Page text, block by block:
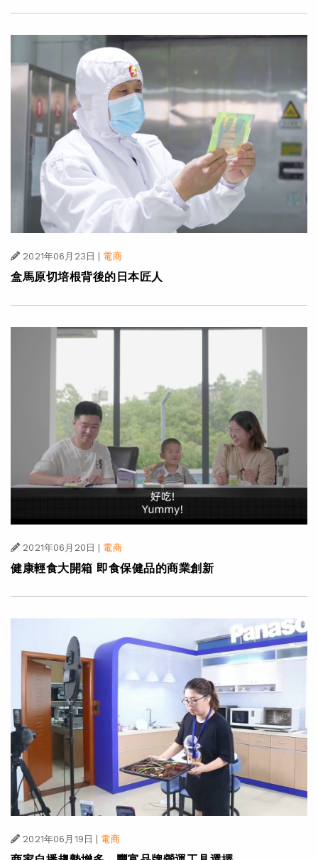
2021年06月23日 | 電商
盒馬原切培根背後的日本匠人
2021年06月20日 電商
健康輕食大開箱 即食保健品的商業創新
2021年06月19日 電商